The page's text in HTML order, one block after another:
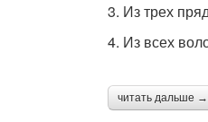
3. Из трех
4. Из всех
читать дальше →